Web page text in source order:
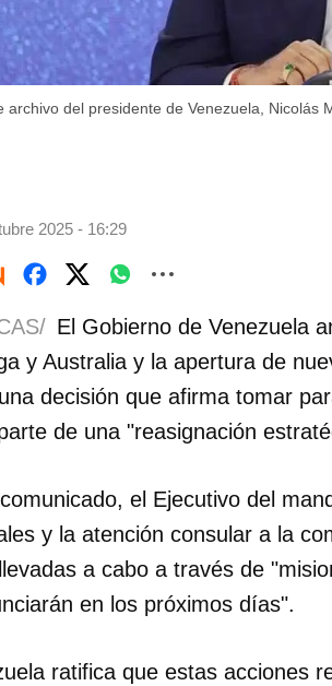
archivo del presidente de Venezuela, Nicolás
2025 - 16:29
El Gobierno de Venezuela
y Australia y la apertura de
decisión que afirma tomar
de una "reasignación
el Ejecutivo del
y la atención consular a la
a cabo a través de
en los próximos días".
ratifica que estas acciones